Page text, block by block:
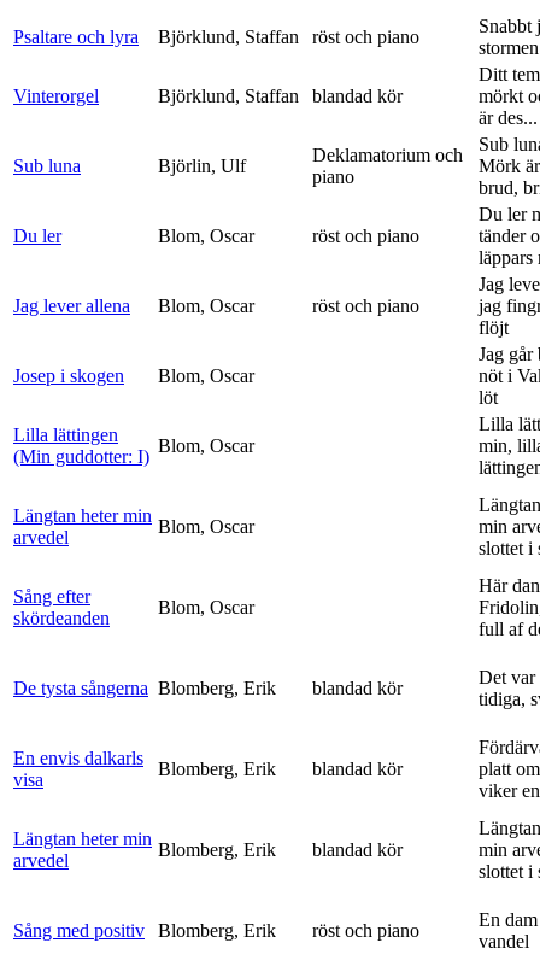
Psaltare och lyra Björklund, Staffan röst och piano
Snabbt
Vinterorgel Björklund, Staffan blandad kör
Ditt
mörkt
är des...
Sub luna Björlin, Ulf
Deklamatorium och
piano
Sub
Mörk
brud,
Du ler Blom, Oscar röst och piano
Du ler
tänder
läppars
Jag lever allena Blom, Oscar röst och piano
Jag
jag
flöjt
Josep i skogen Blom, Oscar
Jag går
nöt i
löt
Lilla lättingen
(Min guddotter: I)
Blom, Oscar
Lilla
min,
Längtan heter min
arvedel
Blom, Oscar
min
slottet i
Sång efter
skördeanden
Blom, Oscar
Här
full af
De tysta sångerna Blomberg, Erik blandad kör
Det var
tidiga,
En envis dalkarls
visa
Blomberg, Erik blandad kör
platt
viker
Längtan heter min
arvedel
Blomberg, Erik blandad kör
min
slottet i
Sång med positiv Blomberg, Erik röst och piano
En
vandel